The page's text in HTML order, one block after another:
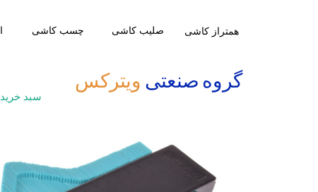
​گروه صنعتی ویترکس
سبد خرید
​همتراز کاشی صلیب کاشی ​چسب کاشی